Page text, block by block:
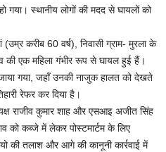
गया। स्थानीय लोगों की मदद से घायलों को
करीब 60 वर्ष), निवासी ग्राम- मुरला के
की एक महिला गंभीर रूप से घायल हुई हैं।
गया, जहाँ उनकी नाजुक हालत को देखते
रेफर कर दिया है।
राजीव कुमार शाह और एसआइ अजीत सिंह
कब्जे में लेकर पोस्टमार्टम के लिए
की तलाश और आगे की कानूनी कार्रवाई में